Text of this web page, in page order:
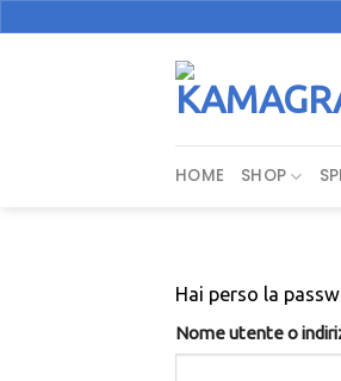
HOME SHOP
Hai perso la
Nome utente o